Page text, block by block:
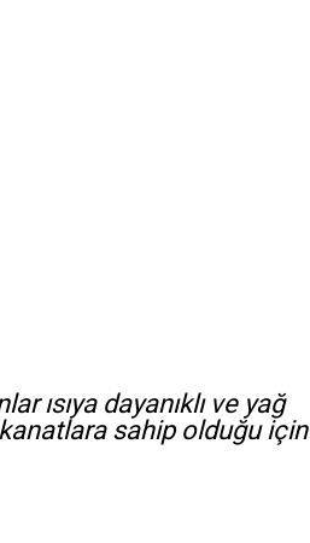
ısıya dayanıklı ve yağ
sahip olduğu için